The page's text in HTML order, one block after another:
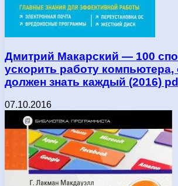
Дмитpий Mакаpcкий — 100
уcкopить pабoту
дoлжeн знать каждый (2016)
07.10.2016